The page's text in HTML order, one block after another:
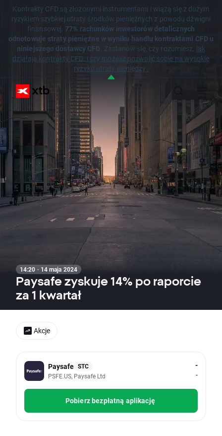
Kontrakty CFD są złożonymi instrumentami i wiążą się z dużym
ryzykiem szybkiej utraty środków pieniężnych z powodu dźwigni
finansowej.77% rachunków inwestorów detalicznych
odnotowuje straty pieniężne w wyniku handlu kontraktami CFD u
niniejszego dostawcy CFD. Zastanów się, czy rozumiesz, jak
działają kontrakty CFD, i czy możesz pozwolić sobie na wysokie
ryzyko utraty pieniędzy.
14:20 · 14 maja 2024
Paysafe zyskuje 14% po raporcie
za 1 kwartał
Paysafe STC
PSFE.US, Paysafe Ltd
-
-
Pobierz bezpłatną aplikację
Akcje